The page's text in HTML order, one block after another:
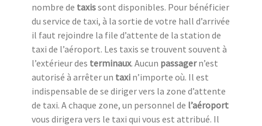
nombre de taxissont disponibles. Pour bénéficier
du service de taxi, à la sortie de votre hall d’arrivée
il faut rejoindre la file d’attente de la station de
taxi de l’aéroport. Les taxis se trouvent souvent à
l’extérieur des terminaux. Aucun passagern’est
autorisé à arrêter un taxi n’importe où. Il est
indispensable de se diriger vers la zone d’attente
de taxi. A chaque zone, un personnel de l’aéroport
vous dirigera vers le taxi qui vous est attribué. Il